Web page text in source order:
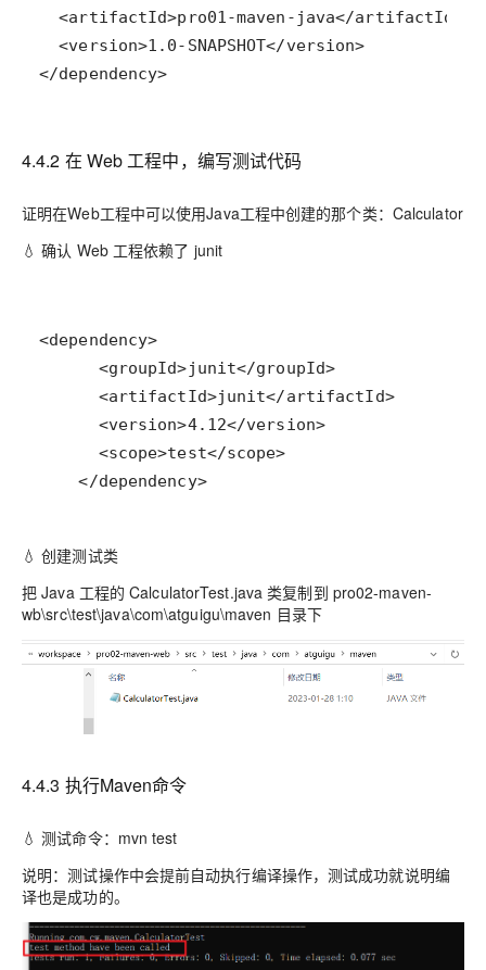
</dependency>
4.4.2 在 Web 工程中，编写测试代码
证明在Web工程中可以使用Java工程中创建的那个类：Calculator
💧 确认 Web 工程依赖了 junit
      <artifactId>junit</artifactId>
    </dependency>
💧 创建测试类
把 Java 工程的 CalculatorTest.java 类复制到 pro02-maven-
wb\src\test\java\com\atguigu\maven 目录下
4.4.3 执行Maven命令
💧 测试命令：mvn test
说明：测试操作中会提前自动执行编译操作，测试成功就说明编
译也是成功的。